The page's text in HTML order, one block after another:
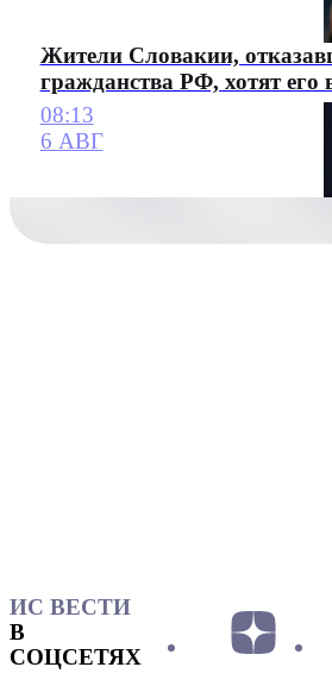
Жители Словакии,
гражданства РФ, хотят его
08:13
6 АВГ
ИС ВЕСТИ
В
СОЦСЕТЯХ